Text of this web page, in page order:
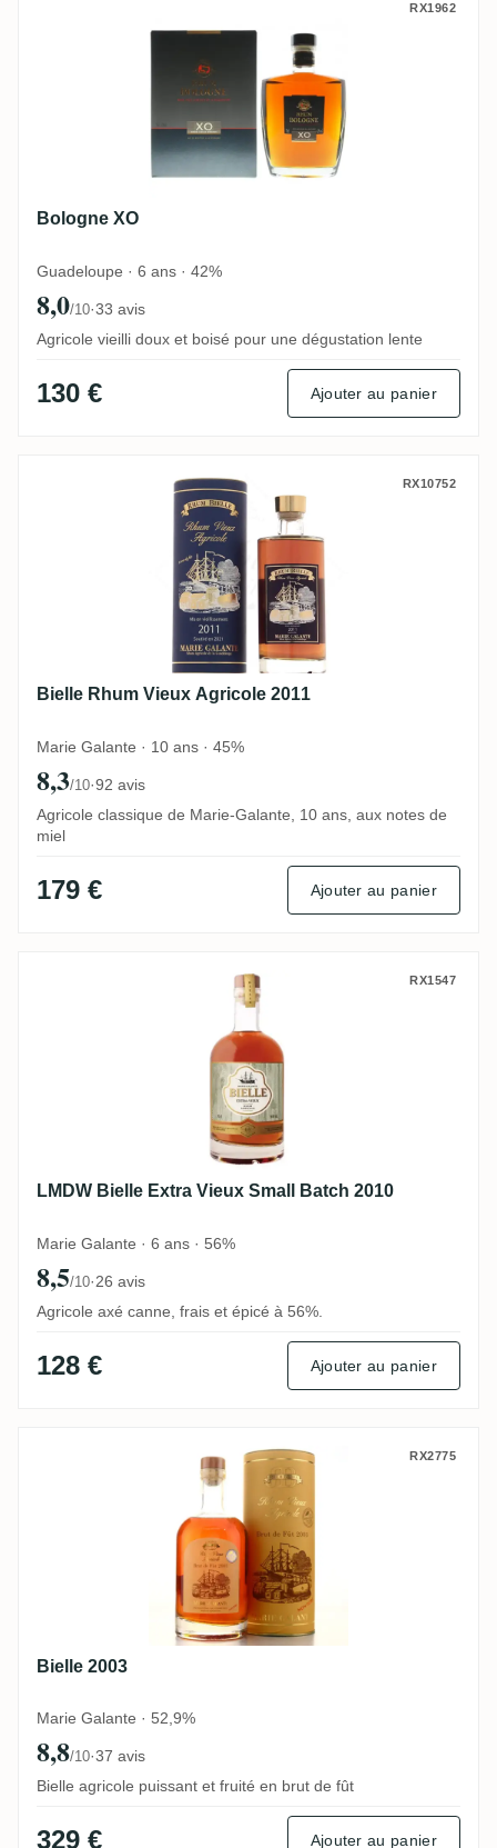
RX1962
Bologne XO
Guadeloupe · 6 ans · 42%
8,0/10·33 avis
Agricole vieilli doux et boisé pour une dégustation lente
130 € Ajouter au panier
Bielle Rhum Vieux Agricole 2011 RX10752
Bielle Rhum Vieux Agricole 2011
Marie Galante · 10 ans · 45%
8,3/10·92 avis
Agricole classique de Marie-Galante, 10 ans, aux notes de
miel
179 € Ajouter au panier
LMDW Bielle Extra Vieux Small Batch
RX1547
LMDW Bielle Extra Vieux Small Batch 2010
Marie Galante · 6 ans · 56%
8,5/10·26 avis
Agricole axé canne, frais et épicé à 56%.
128 € Ajouter au panier
RX2775
Bielle 2003
Marie Galante · 52,9%
8,8/10·37 avis
Bielle agricole puissant et fruité en brut de fût
329 € Ajouter au panier